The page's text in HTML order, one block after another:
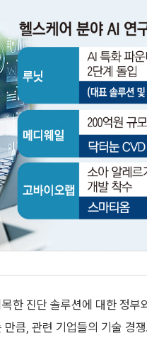
한 진단 솔루션에 대한 정부
큼, 관련 기업들의 기술 경